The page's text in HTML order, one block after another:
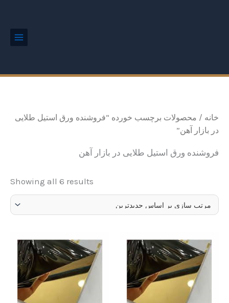
خانه / محصولات برچسب خورده “فروشنده ورق استیل طلایی
در بازار آهن”
فروشنده ورق استیل طلایی در بازار آهن
Showing all 6 results